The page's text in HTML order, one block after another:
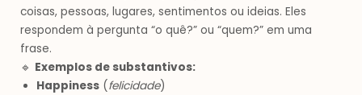
coisas, pessoas, lugares, sentimentos ou ideias. Eles
respondem à pergunta “o quê?” ou “quem?” em uma
frase.
🔹 Exemplos de substantivos:
Happiness (felicidade)